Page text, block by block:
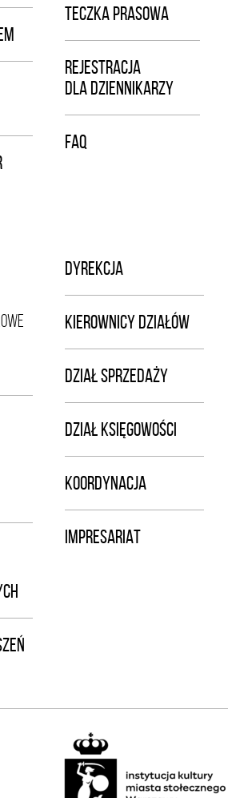
TECZKA PRASOWA
REJESTRACJA
DLA DZIENNIKARZY
FAQ
DYREKCJA
KIEROWNICY DZIAŁÓW
DZIAŁ SPRZEDAŻY
DZIAŁ KSIĘGOWOŚCI
KOORDYNACJA
IMPRESARIAT